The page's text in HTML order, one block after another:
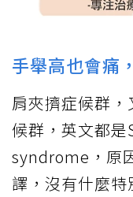
手舉高也會痛
肩夾擠症候群
候群，英文都
syndrome，原
譯，沒有什麼